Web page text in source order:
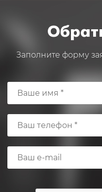
Заполните форму